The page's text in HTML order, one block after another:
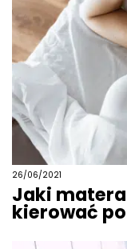
26/06/2021
Jaki
kierować